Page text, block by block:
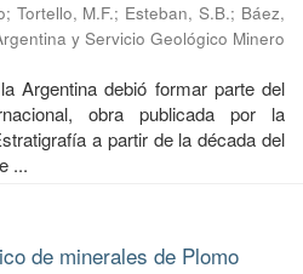
; Tortello, M.F.; Esteban, S.B.; Báez,
y Servicio Geológico Minero
Argentina debió formar parte del
obra publicada por la
a partir de la década del
...
de minerales de Plomo